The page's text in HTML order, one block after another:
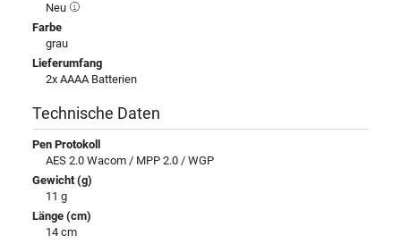
Neu
Farbe
grau
Lieferumfang
2x AAAA Batterien
Technische Daten
Pen Protokoll
AES 2.0 Wacom / MPP 2.0 / WGP
Gewicht (g)
11 g
Länge (cm)
14 cm